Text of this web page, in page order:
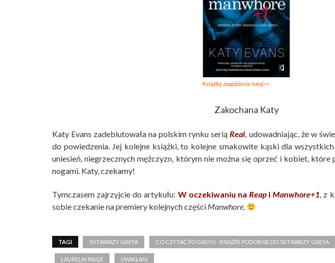
Książkę znajdziecie tutaj>>
Zakochana Katy
Katy Evans zadebiutowała na polskim rynku seriąReal, udowadniając, że w
do powiedzenia. Jej kolejne książki, to kolejne smakowite kąski dla
uniesień, niegrzecznych mężczyzn, którym nie można się oprzeć i kobiet,
nogami. Katy, czekamy!
Tymczasem zajrzyjcie do artykułu: W oczekiwaniu na ReapiManwhore+1, z
sobie czekanie na premiery kolejnych części Manwhore.
TAGI 50 TWARZY GREYA CO CZYTAĆ PO GREYU - KSIĄŻKI PODOBNE DO 50 TWARZY GREYA
LAURELIN PAIGE UWIKŁANI